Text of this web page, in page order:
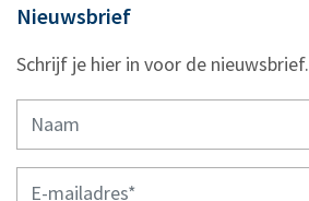
Nieuwsbrief
Schrijf je hier in voor de nieuwsbrief.